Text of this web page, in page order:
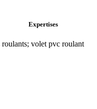
Expertises
volet pvc roulant